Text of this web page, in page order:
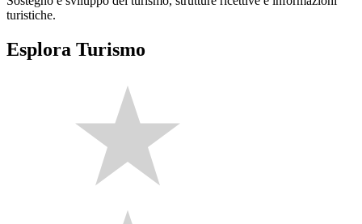
turistiche.
Esplora Turismo